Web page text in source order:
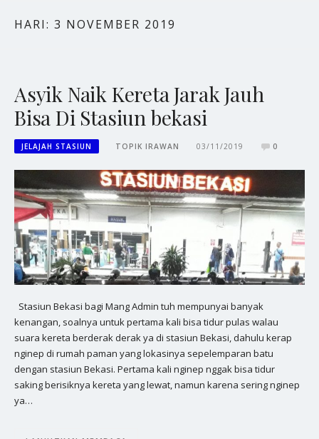
HARI: 3 NOVEMBER 2019
Asyik Naik Kereta Jarak Jauh
Bisa Di Stasiun bekasi
JELAJAH STASIUN TOPIK IRAWAN 03/11/2019 0
Stasiun Bekasi bagi Mang Admin tuh mempunyai banyak
kenangan, soalnya untuk pertama kali bisa tidur pulas walau
suara kereta berderak derak ya di stasiun Bekasi, dahulu kerap
nginep di rumah paman yang lokasinya sepelemparan batu
dengan stasiun Bekasi. Pertama kali nginep nggak bisa tidur
saking berisiknya kereta yang lewat, namun karena sering nginep
ya…